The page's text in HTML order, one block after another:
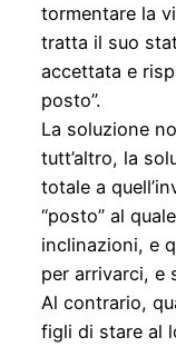
tormentare la
tratta il suo
accettata e
posto”.
La soluzione
tutt’altro, la
totale a
“posto” al
inclinazioni, e
per arrivarci, e
Al contrario,
figli di stare al